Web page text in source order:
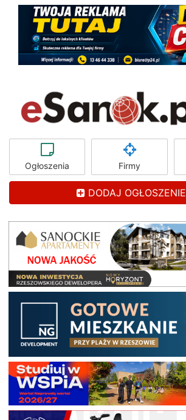
Ogłoszenia Firmy
DODAJ OGŁOSZENIE